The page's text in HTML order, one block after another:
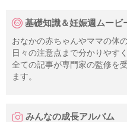
基礎知識＆妊娠週ムービ
おなかの赤ちゃんやママの体
日々の注意点まで分かりやす
全ての記事が専門家の監修を
ます。
みんなの成長アルバム